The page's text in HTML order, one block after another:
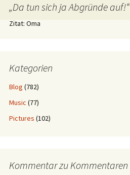
„Da tun sich ja Abgründe auf!“
Zitat: Oma
Kategorien
Blog (782)
Music (77)
Pictures (102)
Kommentar zu Kommentaren